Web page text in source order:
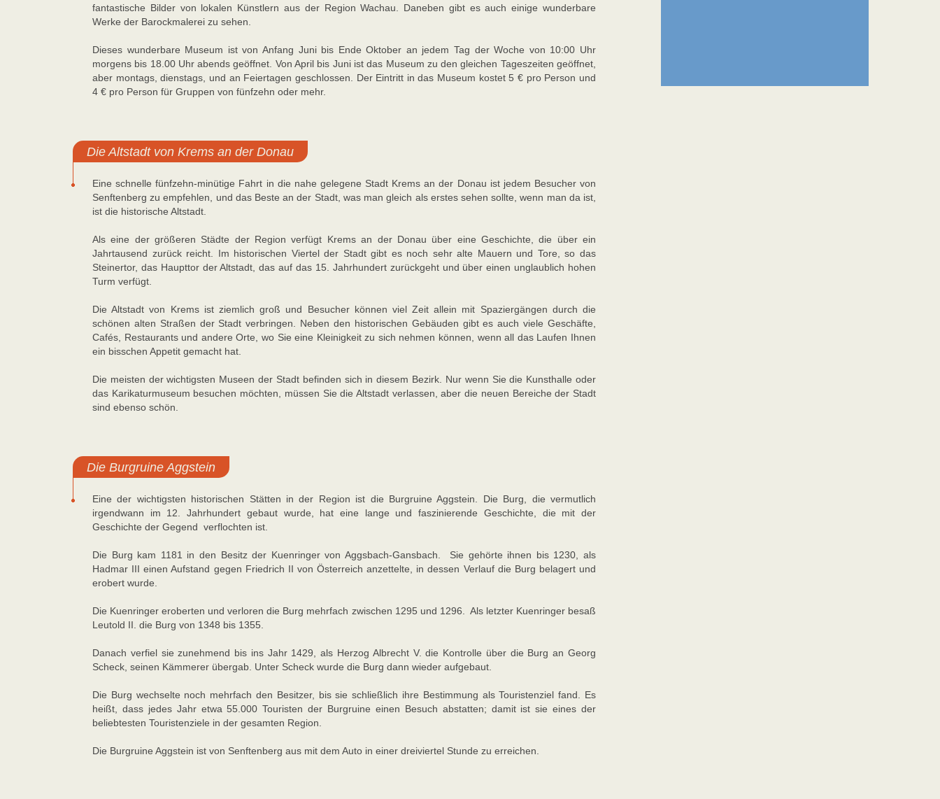
fantastische Bilder von lokalen Künstlern aus der Region Wachau. Daneben gibt es auch einige wunderbare
Werke der Barockmalerei zu sehen.
Dieses wunderbare Museum ist von Anfang Juni bis Ende Oktober an jedem Tag der Woche von 10:00 Uhr
morgens bis 18.00 Uhr abends geöffnet. Von April bis Juni ist das Museum zu den gleichen Tageszeiten geöffnet,
aber montags, dienstags, und an Feiertagen geschlossen. Der Eintritt in das Museum kostet 5 € pro Person und
4 € pro Person für Gruppen von fünfzehn oder mehr.
Die Altstadt von Krems an der Donau
Eine schnelle fünfzehn-minütige Fahrt in die nahe gelegene Stadt Krems an der Donau ist jedem Besucher von
Senftenberg zu empfehlen, und das Beste an der Stadt, was man gleich als erstes sehen sollte, wenn man da ist,
ist die historische Altstadt.
Als eine der größeren Städte der Region verfügt Krems an der Donau über eine Geschichte, die über ein
Jahrtausend zurück reicht. Im historischen Viertel der Stadt gibt es noch sehr alte Mauern und Tore, so das
Steinertor, das Haupttor der Altstadt, das auf das 15. Jahrhundert zurückgeht und über einen unglaublich hohen
Turm verfügt.
Die Altstadt von Krems ist ziemlich groß und Besucher können viel Zeit allein mit Spaziergängen durch die
schönen alten Straßen der Stadt verbringen. Neben den historischen Gebäuden gibt es auch viele Geschäfte,
Cafés, Restaurants und andere Orte, wo Sie eine Kleinigkeit zu sich nehmen können, wenn all das Laufen Ihnen
ein bisschen Appetit gemacht hat.
Die meisten der wichtigsten Museen der Stadt befinden sich in diesem Bezirk. Nur wenn Sie die Kunsthalle oder
das Karikaturmuseum besuchen möchten, müssen Sie die Altstadt verlassen, aber die neuen Bereiche der Stadt
sind ebenso schön.
Die Burgruine Aggstein
Eine der wichtigsten historischen Stätten in der Region ist die Burgruine Aggstein. Die Burg, die vermutlich
irgendwann im 12. Jahrhundert gebaut wurde, hat eine lange und faszinierende Geschichte, die mit der
Geschichte der Gegend verflochten ist.
Die Burg kam 1181 in den Besitz der Kuenringer von Aggsbach-Gansbach. Sie gehörte ihnen bis 1230, als
Hadmar III einen Aufstand gegen Friedrich II von Österreich anzettelte, in dessen Verlauf die Burg belagert und
erobert wurde.
Die Kuenringer eroberten und verloren die Burg mehrfach zwischen 1295 und 1296. Als letzter Kuenringer besaß
Leutold II. die Burg von 1348 bis 1355.
Danach verfiel sie zunehmend bis ins Jahr 1429, als Herzog Albrecht V. die Kontrolle über die Burg an Georg
Scheck, seinen Kämmerer übergab. Unter Scheck wurde die Burg dann wieder aufgebaut.
Die Burg wechselte noch mehrfach den Besitzer, bis sie schließlich ihre Bestimmung als Touristenziel fand. Es
heißt, dass jedes Jahr etwa 55.000 Touristen der Burgruine einen Besuch abstatten; damit ist sie eines der
beliebtesten Touristenziele in der gesamten Region.
Die Burgruine Aggstein ist von Senftenberg aus mit dem Auto in einer dreiviertel Stunde zu erreichen.